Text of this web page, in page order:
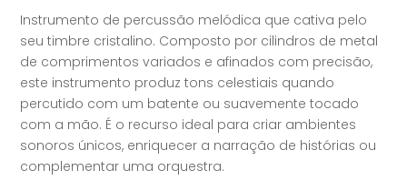
Instrumento de percussão melódica que cativa pelo
seu timbre cristalino. Composto por cilindros de metal
de comprimentos variados e afinados com precisão,
este instrumento produz tons celestiais quando
percutido com um batente ou suavemente tocado
com a mão. É o recurso ideal para criar ambientes
sonoros únicos, enriquecer a narração de histórias ou
complementar uma orquestra.